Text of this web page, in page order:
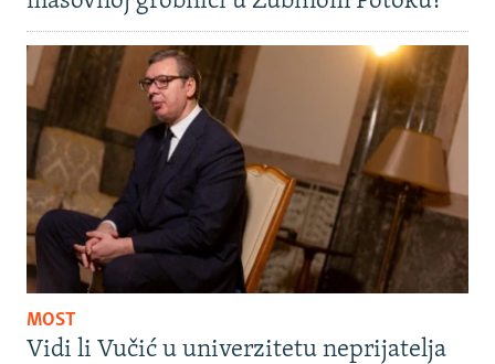
MOST
Vidi li Vučić u univerzitetu neprijatelja